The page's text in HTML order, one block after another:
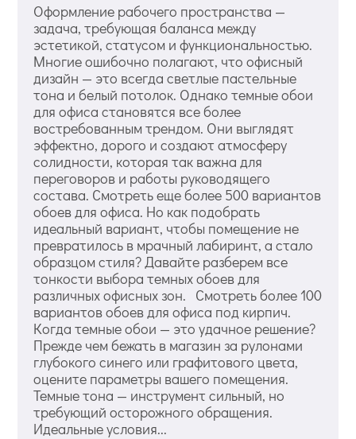
Оформление рабочего пространства —
задача, требующая баланса между
эстетикой, статусом и функциональностью.
Многие ошибочно полагают, что офисный
дизайн — это всегда светлые пастельные
тона и белый потолок. Однако темные обои
для офиса становятся все более
востребованным трендом. Они выглядят
эффектно, дорого и создают атмосферу
солидности, которая так важна для
переговоров и работы руководящего
состава. Смотреть еще более 500 вариантов
обоев для офиса. Но как подобрать
идеальный вариант, чтобы помещение не
превратилось в мрачный лабиринт, а стало
образцом стиля? Давайте разберем все
тонкости выбора темных обоев для
различных офисных зон. Смотреть более 100
вариантов обоев для офиса под кирпич.
Когда темные обои — это удачное решение?
Прежде чем бежать в магазин за рулонами
глубокого синего или графитового цвета,
оцените параметры вашего помещения.
Темные тона — инструмент сильный, но
требующий осторожного обращения.
Идеальные условия...